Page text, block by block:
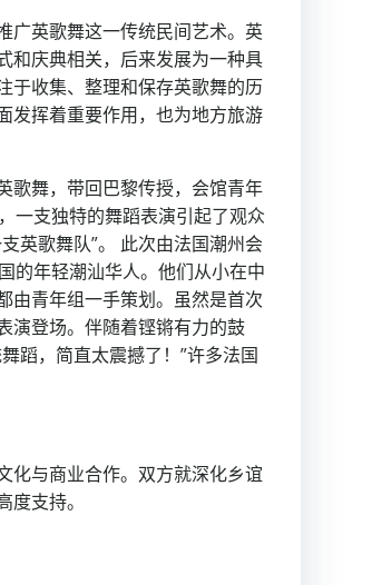
广英歌舞这一传统民间艺术。英
和庆典相关，后来发展为一种具
于收集、整理和保存英歌舞的历
发挥着重要作用，也为地方旅游
歌舞，带回巴黎传授，会馆青年
一支独特的舞蹈表演引起了观众
英歌舞队”。 此次由法国潮州会
的年轻潮汕华人。他们从小在中
由青年组一手策划。虽然是首次
演登场。伴随着铿锵有力的鼓
蹈，简直太震撼了！”许多法国
化与商业合作。双方就深化乡谊
支持。